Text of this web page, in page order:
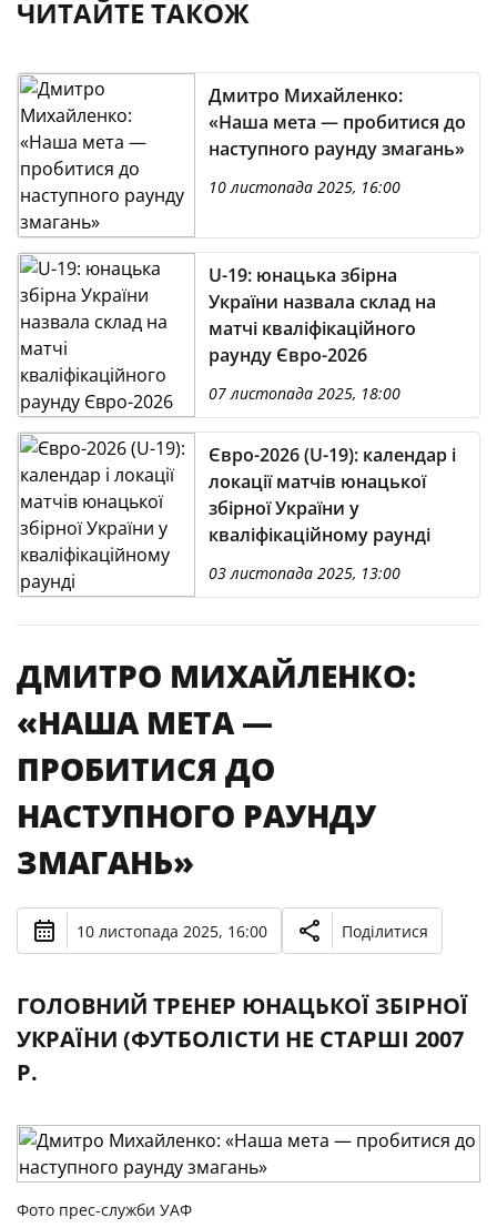
ЧИТАЙТЕ ТАКОЖ
Дмитро Михайленко:
«Наша мета — пробитися до
наступного раунду змагань»
10 листопада 2025, 16:00
U-19: юнацька збірна
України назвала склад на
матчі кваліфікаційного
раунду Євро-2026
07 листопада 2025, 18:00
Євро-2026 (U-19): календар і
локації матчів юнацької
збірної України у
кваліфікаційному раунді
03 листопада 2025, 13:00
ДМИТРО МИХАЙЛЕНКО:
«НАША МЕТА —
ПРОБИТИСЯ ДО
НАСТУПНОГО РАУНДУ
ЗМАГАНЬ»
10 листопада 2025, 16:00 Поділитися
ГОЛОВНИЙ ТРЕНЕР ЮНАЦЬКОЇ ЗБІРНОЇ
УКРАЇНИ (ФУТБОЛІСТИ НЕ СТАРШІ 2007
Р.
Фото прес-служби УАФ